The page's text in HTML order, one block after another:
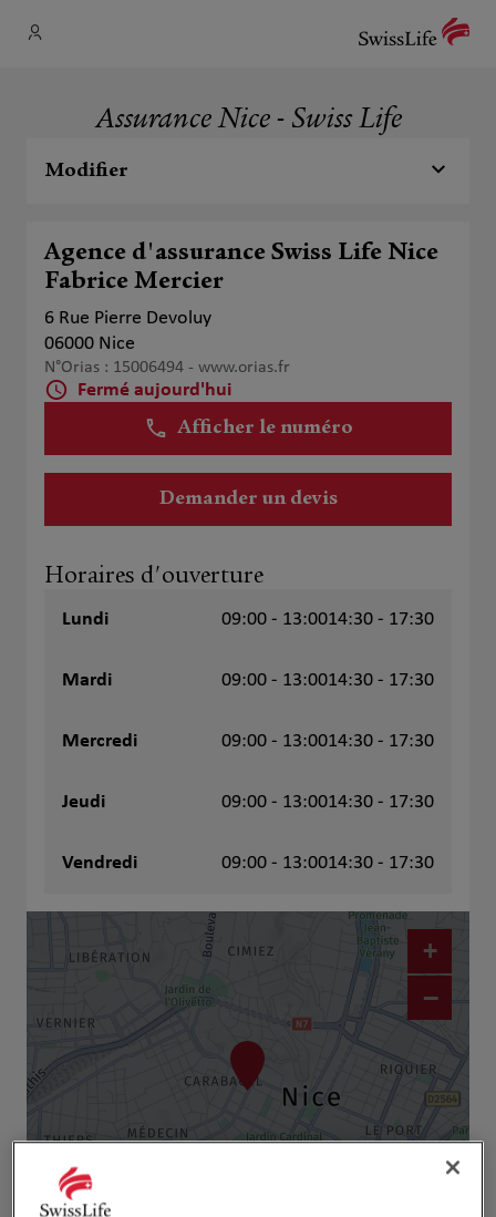
Assurance Nice - Swiss Life
Modifier
Agence d'assurance Swiss Life Nice
Fabrice Mercier
6 Rue Pierre Devoluy
06000 Nice
N°Orias : 15006494 - www.orias.fr
Fermé aujourd'hui
Afficher le numéro
Demander un devis
Horaires d'ouverture
Lundi 09:00 - 13:0014:30 - 17:30
Mardi 09:00 - 13:0014:30 - 17:30
Mercredi 09:00 - 13:0014:30 - 17:30
Jeudi 09:00 - 13:0014:30 - 17:30
Vendredi 09:00 - 13:0014:30 - 17:30
+
−